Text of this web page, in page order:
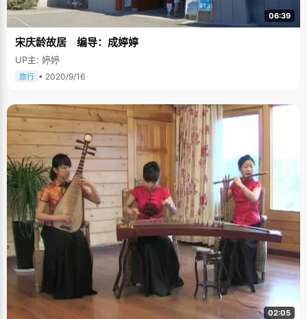
06:39
宋庆龄故居 编导：成婷婷
UP主: 婷婷
旅行 • 2020/9/16
02:05